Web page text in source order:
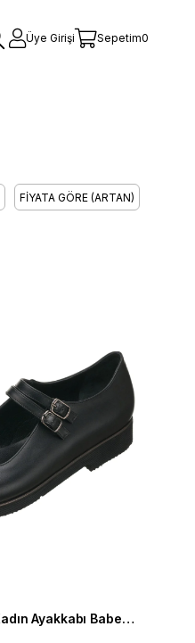
Üye Girişi Sepetim0
FIYATA GÖRE (ARTAN)
Büyük Numara Kadın Ayakkabı Babet MYG0403 siyah D